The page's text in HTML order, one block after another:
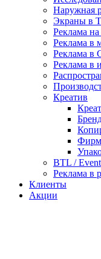
Наружная
Экраны в
Реклама на
Реклама в
Реклама
Реклама в
Креатив
BTL / Event
Реклама в
Клиенты
Акции